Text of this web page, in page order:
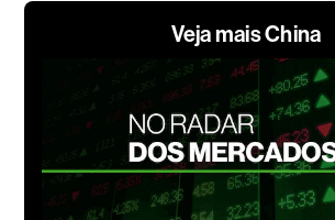
Veja mais China